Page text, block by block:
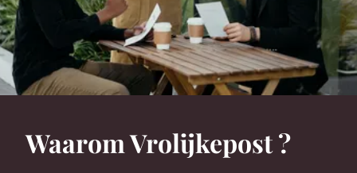
Waarom Vrolijkepost ?